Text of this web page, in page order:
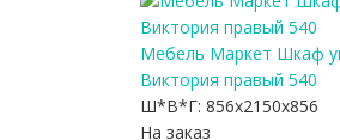
Мебель Маркет Шкаф
Виктория правый 540
Ш*В*Г: 856x2150x856
На заказ